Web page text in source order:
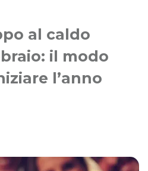
al caldo
il modo
l’anno